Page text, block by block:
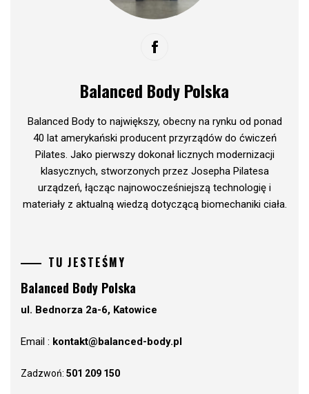
Balanced Body Polska
Balanced Body to największy, obecny na rynku od ponad
40 lat amerykański producent przyrządów do ćwiczeń
Pilates. Jako pierwszy dokonał licznych modernizacji
klasycznych, stworzonych przez Josepha Pilatesa
urządzeń, łącząc najnowocześniejszą technologię i
materiały z aktualną wiedzą dotyczącą biomechaniki ciała.
TU JESTEŚMY
Balanced Body Polska
ul. Bednorza 2a-6, Katowice
Email : kontakt@balanced-body.pl
Zadzwoń: 501 209 150